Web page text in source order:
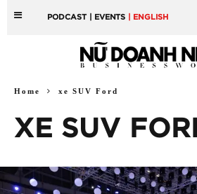
PODCAST | EVENTS | ENGLISH
Home xe SUV Ford
XE SUV